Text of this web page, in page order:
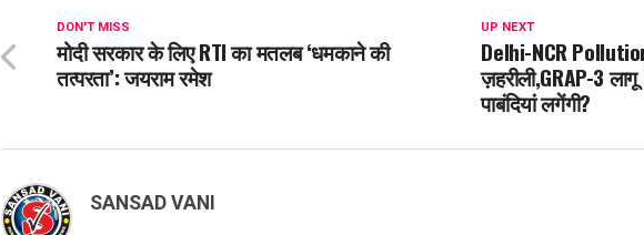
UP NEXT
Delhi-NCR
ज़हरीली,GRAP-3
पाबंदियां लगेंगी?
DON'T MISS
मोदी सरकार के लिए RTI का मतलब ‘धमकाने की
तत्परता’: जयराम रमेश
SANSAD VANI